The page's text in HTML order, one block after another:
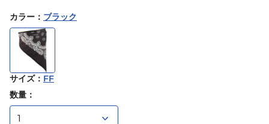
カラー ： ブラック
サイズ： FF
数量：